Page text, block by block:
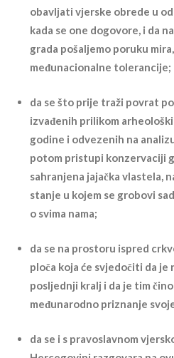
obavljati vjerske obrede u
kada se one dogovore, i da
grada pošaljemo poruku
međunacionalne tolerancije;
da se što prije traži povrat
izvađenih prilikom
godine i odvezenih na
potom pristupi konzervaciji
sahranjena jajačka vlastela,
stanje u kojem se grobovi
o svima nama;
da se na prostoru ispred
ploča koja će svjedočiti da je
posljednji kralj i da je tim
međunarodno priznanje
da se i s pravoslavnom